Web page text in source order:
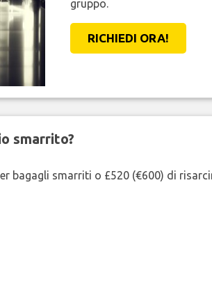
gruppo.
RICHIEDI ORA!
smarrito?
bagagli smarriti o £520 (€600) di